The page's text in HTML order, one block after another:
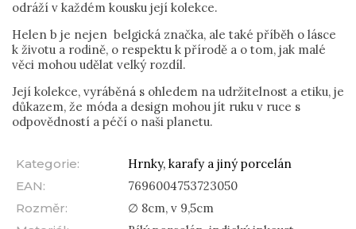
odráží v každém kousku její kolekce.
Helen b je nejen belgická značka, ale také příběh o lásce
k životu a rodině, o respektu k přírodě a o tom, jak malé
věci mohou udělat velký rozdíl.
Její kolekce, vyráběná s ohledem na udržitelnost a etiku, je
důkazem, že móda a design mohou jít ruku v ruce s
odpovědností a péčí o naši planetu.
Kategorie:
Hrnky, karafy a jiný porcelán
EAN:
7696004753723050
Rozměr:
∅ 8cm, v 9,5cm